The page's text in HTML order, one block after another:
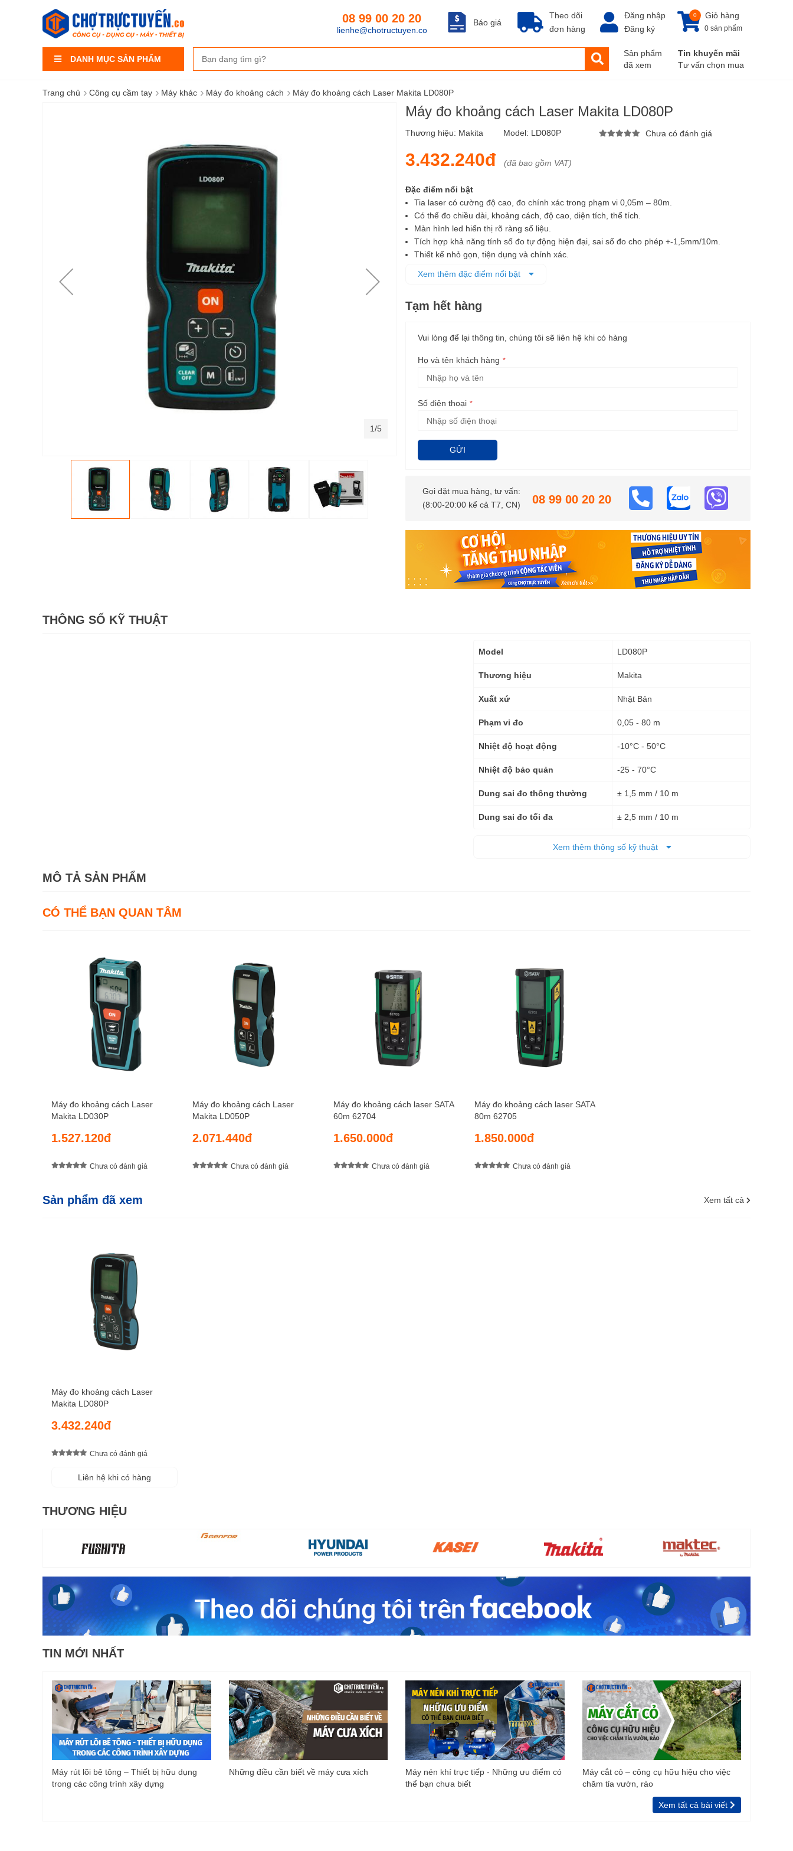
DANH MỤC SẢN PHẨM
Theo dõi
đơn hàng
Báo giá
08 99 00 20 20
lienhe@chotructuyen.co
Đăng nhập
Đăng ký
Giỏ hàng
0
0 sản phẩm
Sản phẩm
đã xem
Tin khuyến mãi
Tư vấn chọn mua
Trang chủ › Công cụ cầm tay › Máy khác › Máy đo khoảng cách › Máy đo khoảng cách Laser Makita LD080P
Máy đo khoảng cách Laser Makita LD080P
Thương hiệu: Makita Model: LD080P Chưa có đánh giá
3.432.240đ (đã bao gồm VAT)
Đặc điểm nổi bật
Tia laser có cường độ cao, đo chính xác trong phạm vi 0,05m – 80m.
Có thể đo chiều dài, khoảng cách, độ cao, diện tích, thể tích.
Màn hình led hiển thị rõ ràng số liệu.
Tích hợp khả năng tính số đo tự động hiện đại, sai số đo cho phép +-1,5mm/10m.
Thiết kế nhỏ gọn, tiện dụng và chính xác.
Xem thêm đặc điểm nổi bật
Tạm hết hàng
Vui lòng để lại thông tin, chúng tôi sẽ liên hệ khi có hàng
Họ và tên khách hàng
Số điện thoại
GỬI
Gọi đặt mua hàng, tư vấn:
(8:00-20:00 kể cả T7, CN)
08 99 00 20 20
1/5
THÔNG SỐ KỸ THUẬT
Thông
kỹ
Model LD080P
Thương hiệu Makita
Xuất xứ Nhật Bản
Phạm vi đo 0,05 - 80 m
Nhiệt độ hoạt động -10°C - 50°C
Nhiệt độ bảo quản -25 - 70°C
Dung sai đo thông thường ± 1,5 mm / 10 m
Dung sai đo tối đa ± 2,5 mm / 10 m
Trọng lượng cả bì
Bảo hành
Xem thêm thông số kỹ thuật
MÔ TẢ SẢN PHẨM
CÓ THỂ BẠN QUAN TÂM
Máy đo khoảng cách Laser
Makita LD030P
1.527.120đ
Chưa có đánh giá
Máy đo khoảng cách Laser
Makita LD050P
2.071.440đ
Chưa có đánh giá
Máy đo khoảng cách laser SATA
60m 62704
1.650.000đ
Chưa có đánh giá
Máy đo khoảng cách laser SATA
80m 62705
1.850.000đ
Chưa có đánh giá
Sản phẩm đã xem Xem tất cả
Máy đo khoảng cách Laser
Makita LD080P
3.432.240đ
Chưa có đánh giá
Liên hệ khi có hàng
THƯƠNG HIỆU
TIN MỚI NHẤT
Máy rút lõi bê tông – Thiết bị hữu dụng
trong các công trình xây dựng
Những điều cần biết về máy cưa xích
Máy nén khí trực tiếp - Những ưu điểm có
thể bạn chưa biết
Máy cắt cỏ – công cụ hữu hiệu cho việc
chăm tỉa vườn, rào
Xem tất cả bài viết